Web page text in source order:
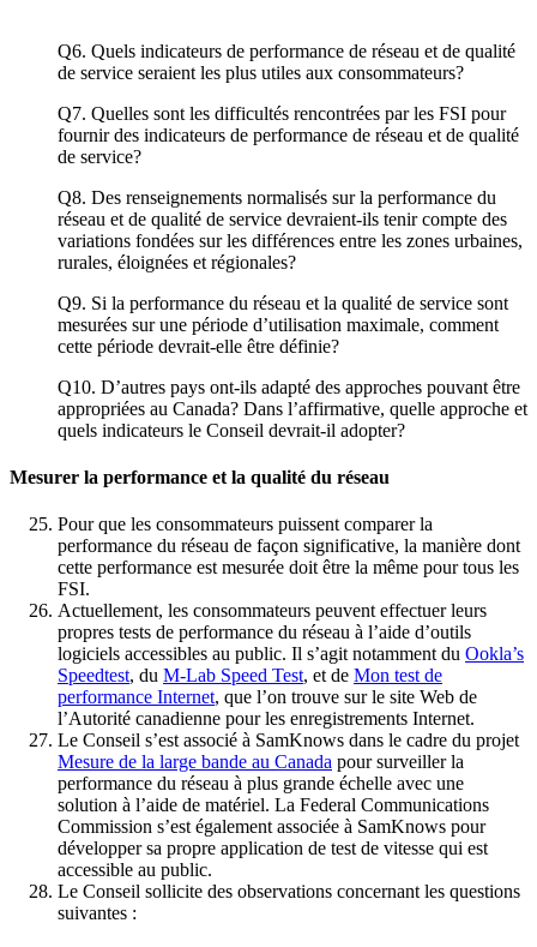
Q6. Quels indicateurs de performance de réseau et de qualité
de service seraient les plus utiles aux consommateurs?
Q7. Quelles sont les difficultés rencontrées par les FSI pour
fournir des indicateurs de performance de réseau et de qualité
de service?
Q8. Des renseignements normalisés sur la performance du
réseau et de qualité de service devraient-ils tenir compte des
variations fondées sur les différences entre les zones urbaines,
rurales, éloignées et régionales?
Q9. Si la performance du réseau et la qualité de service sont
mesurées sur une période d’utilisation maximale, comment
cette période devrait-elle être définie?
Q10. D’autres pays ont-ils adapté des approches pouvant être
appropriées au Canada? Dans l’affirmative, quelle approche et
quels indicateurs le Conseil devrait-il adopter?
Mesurer la performance et la qualité du réseau
Pour que les consommateurs puissent comparer la
performance du réseau de façon significative, la manière dont
cette performance est mesurée doit être la même pour tous les
FSI.
Actuellement, les consommateurs peuvent effectuer leurs
propres tests de performance du réseau à l’aide d’outils
logiciels accessibles au public. Il s’agit notamment du Ookla’s
Speedtest, du M-Lab Speed Test, et de Mon test de
performance Internet, que l’on trouve sur le site Web de
l’Autorité canadienne pour les enregistrements Internet.
Le Conseil s’est associé à SamKnows dans le cadre du projet
Mesure de la large bande au Canada pour surveiller la
performance du réseau à plus grande échelle avec une
solution à l’aide de matériel. La Federal Communications
Commission s’est également associée à SamKnows pour
développer sa propre application de test de vitesse qui est
accessible au public.
Le Conseil sollicite des observations concernant les questions
suivantes :